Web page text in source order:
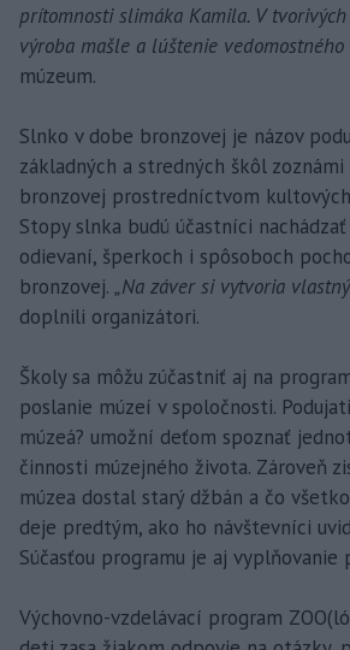
prítomnosti slimáka Kamila. V
výroba mašle a lúštenie vedomostného
múzeum.
Slnko v dobe bronzovej je názov
základných a stredných škôl
bronzovej prostredníctvom
Stopy slnka budú účastníci
odievaní, šperkoch i spôsoboch
bronzovej. „Na záver si vytvoria
doplnili organizátori.
Školy sa môžu zúčastniť aj na
poslanie múzeí v spoločnosti.
múzeá? umožní deťom spoznať
činnosti múzejného života. Zároveň
múzea dostal starý džbán a čo
deje predtým, ako ho návštevníci
Súčasťou programu je aj vyplňovanie
Výchovno-vzdelávací program